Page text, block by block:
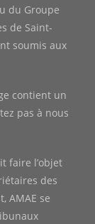
du Groupe
de Saint-
soumis aux
contient un
pas à nous
faire l’objet
des
AMAE se